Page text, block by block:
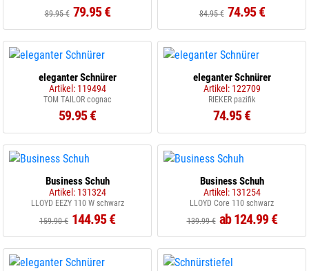
89.95 € 79.95 €
84.95 € 74.95 €
eleganter Schnürer
Artikel: 119494
TOM TAILOR cognac
59.95 €
eleganter Schnürer
Artikel: 122709
RIEKER pazifik
74.95 €
Business Schuh
Artikel: 131324
LLOYD EEZY 110 W schwarz
159.90 € 144.95 €
Business Schuh
Artikel: 131254
LLOYD Core 110 schwarz
139.99 € ab 124.99 €